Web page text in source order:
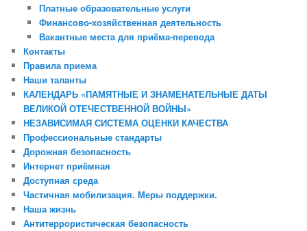
Платные образовательные услуги
Финансово-хозяйственная деятельность
Вакантные места для приёма-перевода
Контакты
Правила приема
Наши таланты
КАЛЕНДАРЬ «ПАМЯТНЫЕ И ЗНАМЕНАТЕЛЬНЫЕ ДАТЫ
ВЕЛИКОЙ ОТЕЧЕСТВЕННОЙ ВОЙНЫ»
НЕЗАВИСИМАЯ СИСТЕМА ОЦЕНКИ КАЧЕСТВА
Профессиональные стандарты
Дорожная безопасность
Интернет приёмная
Доступная среда
Частичная мобилизация. Меры поддержки.
Наша жизнь
Антитеррористическая безопасность